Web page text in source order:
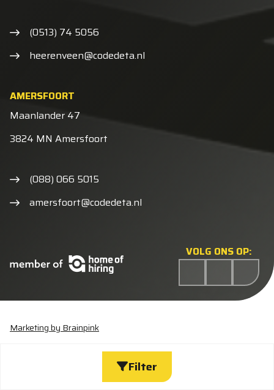
Filter
VOLG ONS OP:
(0513) 74 5056
heerenveen@codedeta.nl
AMERSFOORT
Maanlander 47
3824 MN Amersfoort
(088) 066 5015
amersfoort@codedeta.nl
Algemene voorwaarden
Privacyverklaring
Marketing by Brainpink